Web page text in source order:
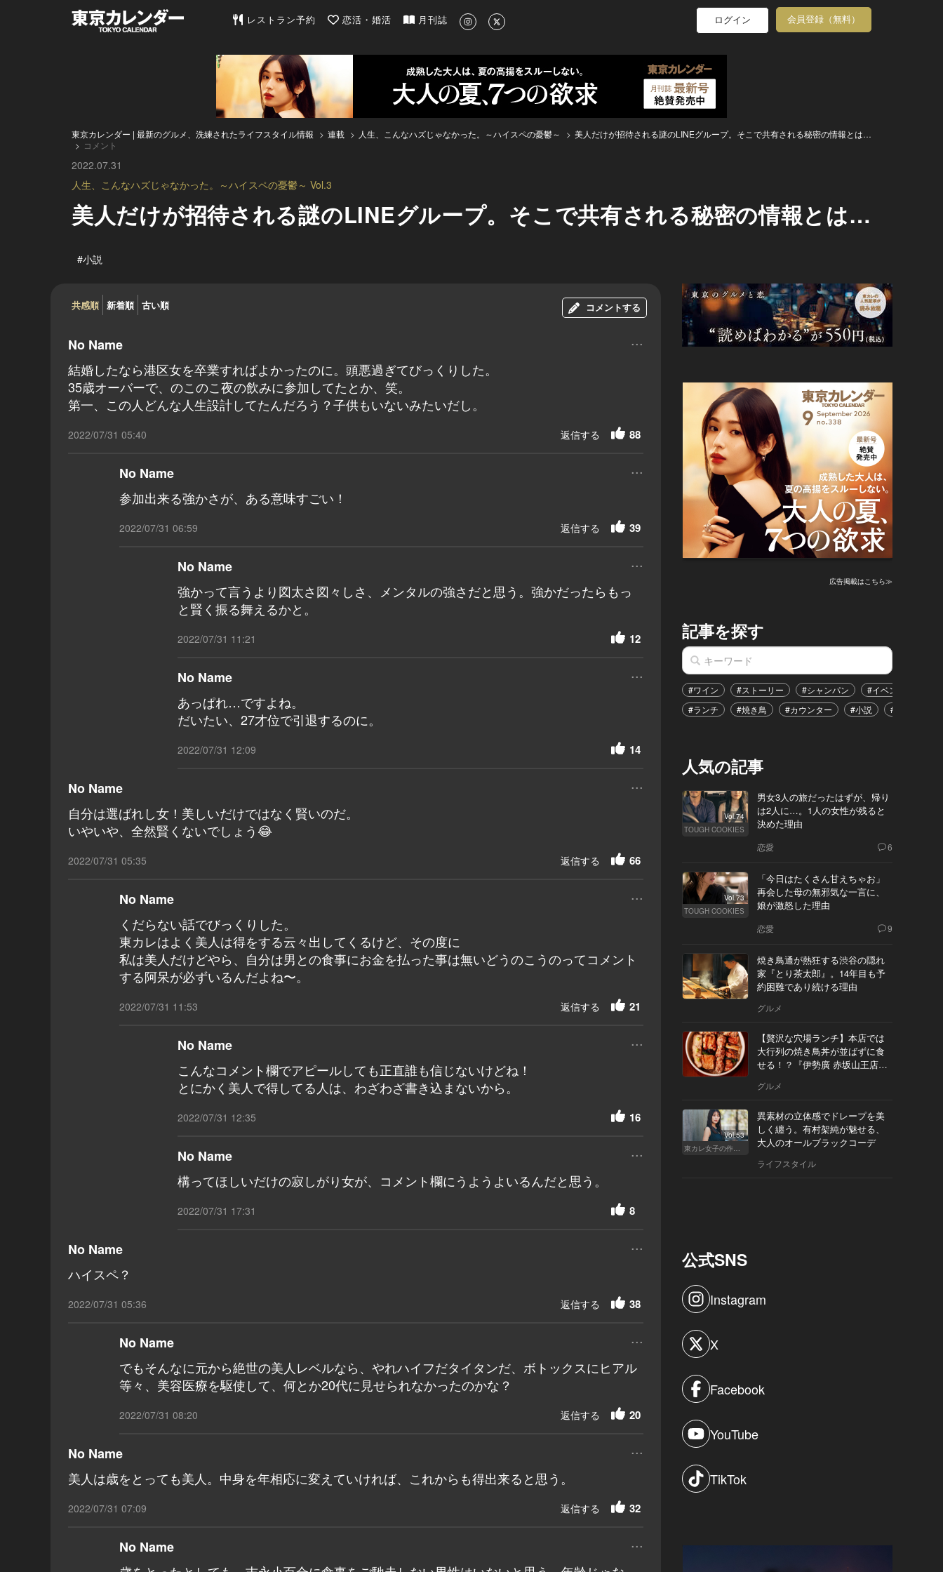
東京カレンダー | 最新のグルメ、洗練されたライフスタイル情報
レストラン予約 恋活・婚活 月刊誌 ログイン 会員登録（無料）
東京カレンダー | 最新のグルメ、洗練されたライフスタイル情報 連載 人生、こんなハズじゃなかった。～ハイスペの憂鬱～
美人だけが招待される謎のLINEグループ。そこで共有される秘密の情報とは…
コメント
2022.07.31
人生、こんなハズじゃなかった。～ハイスペの憂鬱～ Vol.3
美人だけが招待される謎のLINEグループ。そこで共有される秘密の情報とは…
#小説
共感順 新着順 古い順 コメントする
No Name ...
結婚したなら港区女を卒業すればよかったのに。頭悪過ぎてびっくりした。
35歳オーバーで、のこのこ夜の飲みに参加してたとか、笑。
第一、この人どんな人生設計してたんだろう？子供もいないみたいだし。
2022/07/31 05:40 88
返信する
No Name ...
参加出来る強かさが、ある意味すごい！
2022/07/31 06:59 39
返信する
No Name ...
強かって言うより図太さ図々しさ、メンタルの強さだと思う。強かだったらもっ
と賢く振る舞えるかと。
2022/07/31 11:21 12
No Name ...
あっぱれ…ですよね。
だいたい、27才位で引退するのに。
2022/07/31 12:09 14
No Name ...
自分は選ばれし女！美しいだけではなく賢いのだ。
いやいや、全然賢くないでしょう😂
2022/07/31 05:35 66
返信する
No Name ...
くだらない話でびっくりした。
東カレはよく美人は得をする云々出してくるけど、その度に
私は美人だけどやら、自分は男との食事にお金を払った事は無いどうのこうのってコメント
する阿呆が必ずいるんだよね〜。
2022/07/31 11:53 21
返信する
No Name ...
こんなコメント欄でアピールしても正直誰も信じないけどね！
とにかく美人で得してる人は、わざわざ書き込まないから。
2022/07/31 12:35 16
No Name ...
構ってほしいだけの寂しがり女が、コメント欄にうようよいるんだと思う。
2022/07/31 17:31 8
No Name ...
ハイスペ？
2022/07/31 05:36 38
返信する
No Name ...
でもそんなに元から絶世の美人レベルなら、やれハイフだタイタンだ、ボトックスにヒアル
等々、美容医療を駆使して、何とか20代に見せられなかったのかな？
2022/07/31 08:20 20
返信する
No Name ...
美人は歳をとっても美人。中身を年相応に変えていければ、これからも得出来ると思う。
2022/07/31 07:09 32
返信する
No Name ...
広告掲載はこちら≫
記事を探す
#ワイン #ストーリー #シャンパン #イベント
#ランチ
#焼き鳥 #カウンター #小説 #恋愛
人気の記事
Vol.74
TOUGH COOKIES
男女3人の旅だったはずが、帰り
は2人に…。1人の女性が残ると
決めた理由
恋愛 6
Vol.73
TOUGH COOKIES
「今日はたくさん甘えちゃお」
再会した母の無邪気な一言に、
娘が激怒した理由
恋愛 9
焼き鳥通が熱狂する渋谷の隠れ
家『とり茶太郎』。14年目も予
約困難であり続ける理由
グルメ
【贅沢な穴場ランチ】本店では
大行列の焼き鳥丼が並ばずに食
せる！？『伊勢廣 赤坂山王店』
グルメ
Vol.53
東カレ女子の作り方
異素材の立体感でドレープを美
しく纏う。有村架純が魅せる、
大人のオールブラックコーデ
ライフスタイル
公式SNS
Instagram
X
Facebook
YouTube
TikTok